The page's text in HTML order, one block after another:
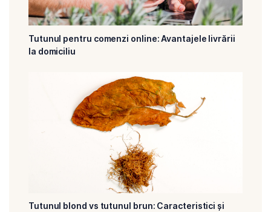
Tutunul pentru comenzi online: Avantajele livrării
la domiciliu
Tutunul blond vs tutunul brun: Caracteristici și